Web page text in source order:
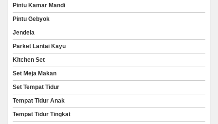
Pintu Kamar Mandi
Pintu Gebyok
Jendela
Parket Lantai Kayu
Kitchen Set
Set Meja Makan
Set Tempat Tidur
Tempat Tidur Anak
Tempat Tidur Tingkat